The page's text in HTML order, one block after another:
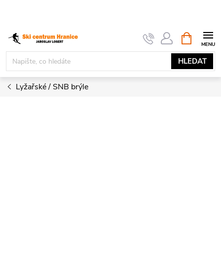
obsah
HLEDAT
NÁKUPNÍ
KOŠÍK
Lyžařské / SNB brýle